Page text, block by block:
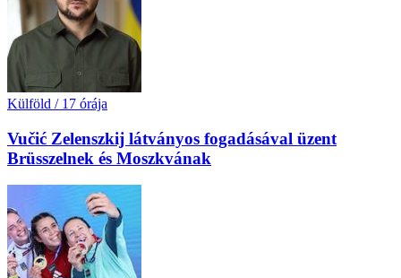
Külföld / 17 órája
Vučić Zelenszkij látványos fogadásával üzent
Brüsszelnek és Moszkvának